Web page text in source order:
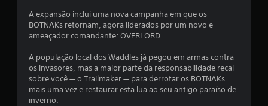
e
3
A expansão inclui uma nova campanha em que os
BOTNAKs retornam, agora liderados por um novo e
ameaçador comandante: OVERLORD.
A população local dos Waddles já pegou em armas contra
os invasores, mas a maior parte da responsabilidade recai
sobre você — o Trailmaker — para derrotar os BOTNAKs
mais uma vez e restaurar esta lua ao seu antigo paraíso de
inverno.